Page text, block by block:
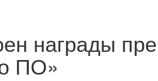
награды
ПО»